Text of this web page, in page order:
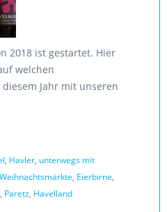
2018 ist gestartet. Hier
welchen
Jahr mit unseren
, Havler, unterwegs mit
Weihnachtsmärkte, Eierbirne,
, Paretz, Havelland